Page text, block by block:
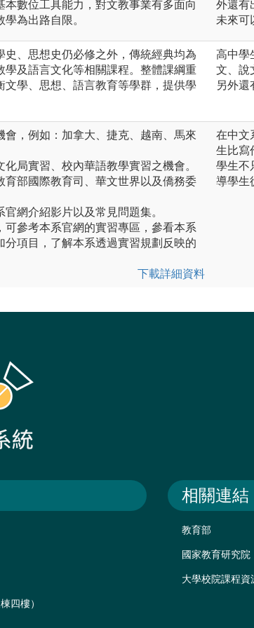
數位工具能力，對文教事業有多面向
為出路自限。
外還有
未來可
、思想史仍必修之外，傳統經典均為
學及語言文化等相關課程。整體課綱重
學、思想、語言教育等學群，提供學
高中學
文、說
另外還
，例如：加拿大、捷克、越南、馬來
局實習、校內華語教學實習之機會。
育部國際教育司、華文世界以及僑務委
網介紹影片以及常見問題集。
參考本系官網的實習專區，參看本系
項目，了解本系透過實習規劃反映的
下載詳細資料
在中文
生比寫
學生不
導學生
四樓）
相關連結
教育部
國家教育研究院
大學校院課程資